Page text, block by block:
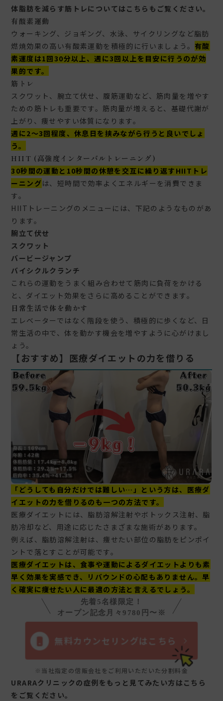
体脂肪を減らす筋トレについてはこちらもご覧ください。
有酸素運動
ウォーキング、ジョギング、水泳、サイクリングなど脂肪
燃焼効果の高い有酸素運動を積極的に行いましょう。 有酸
素運度は1回30分以上、週に3回以上を目安に行うのが効
果的です。
筋トレ
スクワット、腕立て伏せ、腹筋運動など、筋肉量を増やす
ための筋トレも重要です。筋肉量が増えると、基礎代謝が
上がり、痩せやすい体質になります。
週に2〜3回程度、休息日を挟みながら行うと良いでしょ
う。
HIIT (高強度インターバルトレーニング)
30秒間の運動と10秒間の休憩を交互に繰り返すHIITトレ
ーニングは、短時間で効率よくエネルギーを消費できま
す。
HIITトレーニングのメニューには、下記のようなものがあ
ります。
腕立て伏せ
スクワット
バービージャンプ
バイシクルクランチ
これらの運動をうまく組み合わせて筋肉に負荷をかける
と、ダイエット効果をさらに高めることができます。
日常生活で体を動かす
エレベーターではなく階段を使う、積極的に歩くなど、日
常生活の中で、体を動かす機会を増やすように心がけまし
ょう。
【おすすめ】 医療ダイエットの力を借りる
「どうしても自分だけでは難しい…」という方は、医療ダ
イエットの力を借りるのも一つの方法です。
医療ダイエットには、脂肪溶解注射やボトックス注射、脂
肪冷却など、用途に応じたさまざまな施術があります。
例えば、脂肪溶解注射は、痩せたい部位の脂肪をピンポイ
ントで落とすことが可能です。
医療ダイエットは、食事や運動によるダイエットよりも素
早く効果を実感でき、リバウンドの心配もありません。早
く確実に痩せたい人に最適の方法と言えるでしょう。
先着5名様限定！
オープン記念月々9780円〜※
無料カウンセリングはこちら
※当社指定の信販会社をご利用いただいた分割料金
URARAクリニックの症例をもっと見てみたい方はこちら
をご覧ください。